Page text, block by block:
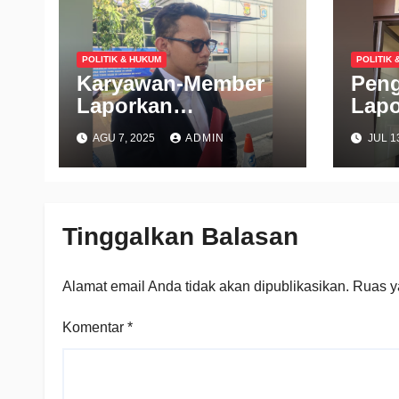
POLITIK & HUKUM
Karyawan-Member
Laporkan
Manajemen Gold’s
Gym ke Polda Metro
AGU 7, 2025 ADMIN
POLITIK
Jual
BKA
JUL
Tinggalkan Balasan
Alamat email Anda tidak akan dipublikasikan. Ruas
Komentar *